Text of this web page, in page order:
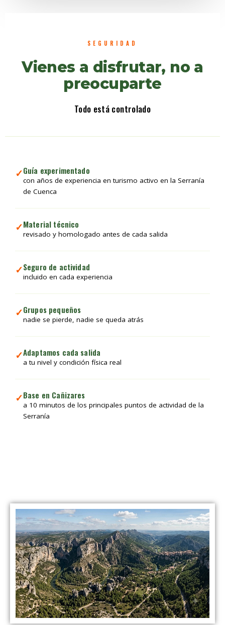
SEGURIDAD
Vienes a disfrutar, no a
preocuparte
Todo está controlado
✓Guía experimentado
con años de experiencia en turismo activo en la Serranía
de Cuenca
✓Material técnico
revisado y homologado antes de cada salida
✓Seguro de actividad
incluido en cada experiencia
✓Grupos pequeños
nadie se pierde, nadie se queda atrás
✓Adaptamos cada salida
a tu nivel y condición física real
✓Base en Cañizares
a 10 minutos de los principales puntos de actividad de la
Serranía